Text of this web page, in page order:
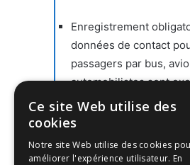
Enregistrement
données de contact
passagers par bus,
automobilistes sont
Pour toutes les
par avion, il deviendra
présenter un test PCR
de 72 heures. Des
Ce site Web utilise des
cookies
Notre site Web utilise des cookies
améliorer l'expérience utilisateur. En